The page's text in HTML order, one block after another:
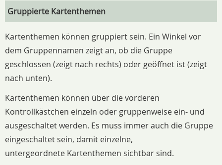
Gruppierte Kartenthemen
Kartenthemen können gruppiert sein. Ein Winkel vor
dem Gruppennamen zeigt an, ob die Gruppe
geschlossen (zeigt nach rechts) oder geöffnet ist (zeigt
nach unten).
Kartenthemen können über die vorderen
Kontrollkästchen einzeln oder gruppenweise ein- und
ausgeschaltet werden. Es muss immer auch die Gruppe
eingeschaltet sein, damit einzelne,
untergeordnete Kartenthemen sichtbar sind.